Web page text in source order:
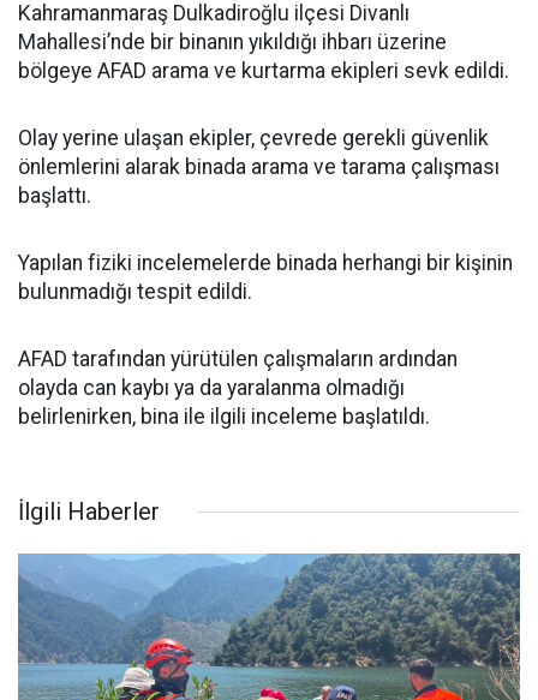
Kahramanmaraş Dulkadiroğlu ilçesi Divanlı
Mahallesi’nde bir binanın yıkıldığı ihbarı üzerine
bölgeye AFAD arama ve kurtarma ekipleri sevk edildi.
Olay yerine ulaşan ekipler, çevrede gerekli güvenlik
önlemlerini alarak binada arama ve tarama çalışması
başlattı.
Yapılan fiziki incelemelerde binada herhangi bir kişinin
bulunmadığı tespit edildi.
AFAD tarafından yürütülen çalışmaların ardından
olayda can kaybı ya da yaralanma olmadığı
belirlenirken, bina ile ilgili inceleme başlatıldı.
İlgili Haberler